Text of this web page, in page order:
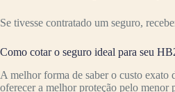
Se tivesse contratado um seguro,
Como cotar o seguro ideal para seu
A melhor forma de saber o custo
oferecer a melhor proteção pelo menor